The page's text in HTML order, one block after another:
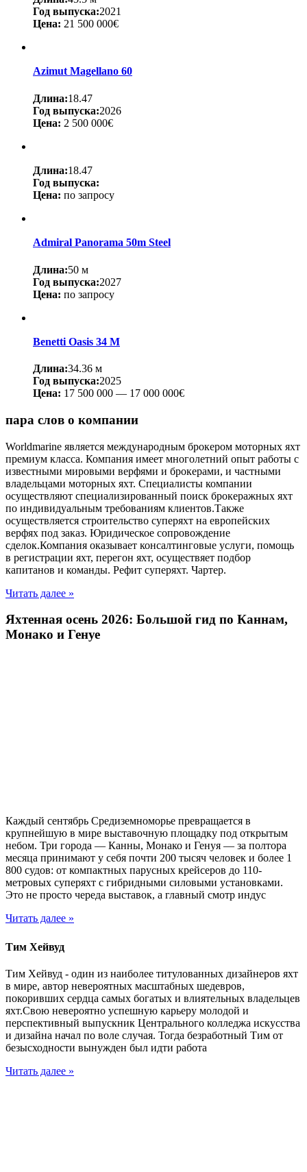
Год выпуска:2021
Цена: 21 500 000€
Azimut Magellano 60
Длина:18.47
Год выпуска:2026
Цена: 2 500 000€
Длина:18.47
Год выпуска:
Цена: по запросу
Admiral Panorama 50m Steel
Длина:50 м
Год выпуска:2027
Цена: по запросу
Benetti Oasis 34 M
Длина:34.36 м
Год выпуска:2025
Цена: 17 500 000 — 17 000 000€
пара слов о компании
Worldmarine является международным брокером моторных яхт
премиум класса. Компания имеет многолетний опыт работы с
известными мировыми верфями и брокерами, и частными
владельцами моторных яхт. Специалисты компании
осуществляют специализированный поиск брокеражных яхт
по индивидуальным требованиям клиентов.Также
осуществляется строительство суперяхт на европейских
верфях под заказ. Юридическое сопровождение
сделок.Компания оказывает консалтинговые услуги, помощь
в регистрации яхт, перегон яхт, осуществяет подбор
капитанов и команды. Рефит суперяхт. Чартер.
Читать далее »
Яхтенная осень 2026: Большой гид по Каннам,
Монако и Генуе
Каждый сентябрь Средиземноморье превращается в
крупнейшую в мире выставочную площадку под открытым
небом. Три города — Канны, Монако и Генуя — за полтора
месяца принимают у себя почти 200 тысяч человек и более 1
800 судов: от компактных парусных крейсеров до 110-
метровых суперяхт с гибридными силовыми установками.
Это не просто череда выставок, а главный смотр индус
Читать далее »
Тим Хейвуд
Тим Хейвуд - один из наиболее титулованных дизайнеров яхт
в мире, автор невероятных масштабных шедевров,
покоривших сердца самых богатых и влиятельных владельцев
яхт.Свою невероятно успешную карьеру молодой и
перспективный выпускник Центрального колледжа искусства
и дизайна начал по воле случая. Тогда безработный Тим от
безысходности вынужден был идти работа
Читать далее »